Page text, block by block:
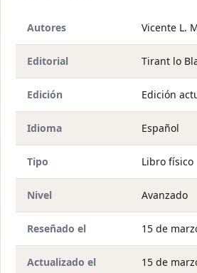
Autores Vicente L.
Editorial Tirant lo
Edición Edición
Idioma Español
Tipo Libro físico
Nivel Avanzado
Reseñado el 15 de
Actualizado el 15 de